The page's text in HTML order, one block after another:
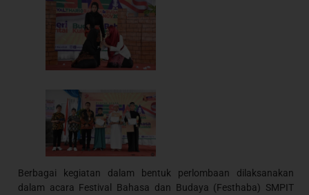
Berbagai kegiatan dalam bentuk perlombaan dilaksanakan
dalam acara Festival Bahasa dan Budaya (Festhaba) SMPIT